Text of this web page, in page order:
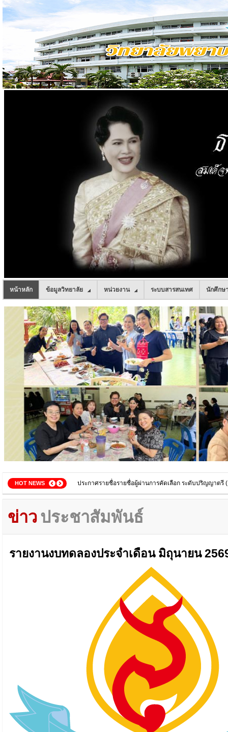
หน้าหลัก ข้อมูลวิทยาลัย หน่วยงาน ระบบสารสนเทศ นักศึกษ
HOT NEWS
ประกาศรายชื่อนักศึกษาใหม่ ระดับปริญญาตรี รอบที่ 4 รับ
ประกาศรายชื่อรายชื่อผู้ผ่านการคัดเลือก ระดับปริญญาตรี
ระกาศรับสมัครเข้าศึกษาหลักสูตรผู้ช่วยพยาบาล รุ่น 4 ครั้ง
ประกาศรายชื่อรายชื่อผู้มีสิทธิ์เข้าศึกษา ระดับปริญญาตรี
ประกาศรายชื่อผู้ผ่านการสอบวัดความรู้พื้นฐานและการส
ประกาศรายชื่อนักศึกษาใหม่ ระดับปริญญาตรี รอบที่ 3
ประกาศ รายชื่อผู้มีสิทธิ์สัมภาษณ์ รอบที่ 4 รับตรงอิสระ ปีก
กิจกรรมปิ่นโตสามัคคี รับประทานอาหารร่วมกันเพื่อสร้าง
โครงการจัดการเรียนการสอนด้วยปัญญาประดิษฐ์ (AI) วัน
วันเฉลิมพระชนมพรรษาสมเด็จพระนางเจ้าสุทิดา วันที่ 3 มิ
ข่าว ประชาสัมพันธ์
รายงานงบทดลองประจำเดือน มิถุนายน